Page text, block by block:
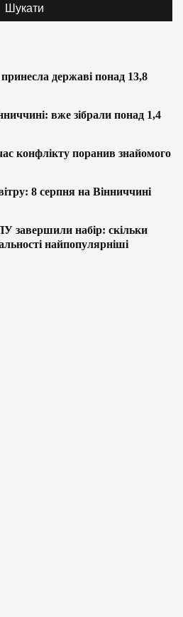
державі понад 13,8
вже зібрали понад 1,4
конфлікту поранив знайомого
8 серпня на Вінниччині
завершили набір: скільки
найпопулярніші